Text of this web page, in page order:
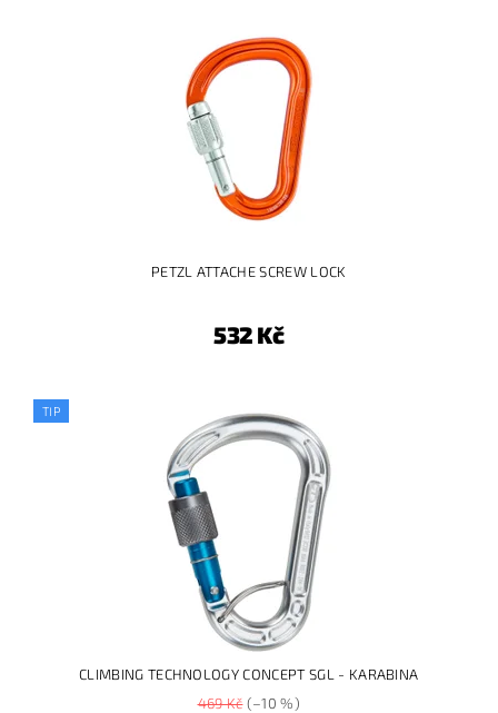
PETZL ATTACHE SCREW LOCK
532 Kč
TIP
CLIMBING TECHNOLOGY CONCEPT SGL - KARABINA
469 Kč(–10 %)